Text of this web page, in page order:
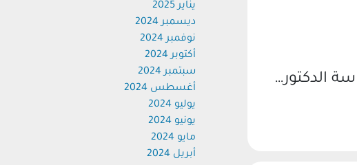
الدكتور…
يناير 2025
ديسمبر 2024
نوفمبر 2024
أكتوبر 2024
سبتمبر 2024
أغسطس 2024
يوليو 2024
يونيو 2024
مايو 2024
أبريل 2024